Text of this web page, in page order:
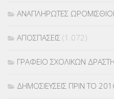
ΑΝΑΠΛΗΡΩΤΕΣ ΩΡΟΜΙΣΘΙΟΙ
ΑΠΟΣΠΑΣΕΙΣ (1.072)
ΓΡΑΦΕΙΟ ΣΧΟΛΙΚΩΝ
ΔΗΜΟΣΙΕΥΣΕΙΣ ΠΡΙΝ ΤΟ